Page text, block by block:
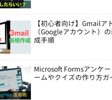
【初心者向け】Gmailア
（Googleアカウント）
成手順
Microsoft Formsアンケ
ームやクイズの作り方ガ